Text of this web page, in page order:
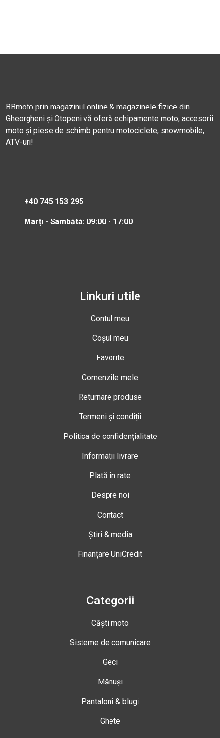
BBmoto prin magazinul online & magazinele fizice din
Gheorgheni și Otopeni vă oferă echipamente moto, accesorii
moto și piese de schimb pentru motociclete, snowmobile,
ATV-uri!
+40 745 153 295
Marți - Sâmbătă: 09:00 - 17:00
Linkuri utile
Contul meu
Coșul meu
Favorite
Comenzile mele
Returnare produse
Termeni și condiții
Politica de confidențialitate
Informații livrare
Plată în rate
Despre noi
Contact
Știri & media
Finanțare UniCredit
Categorii
Căști moto
Sisteme de comunicare
Geci
Mănuși
Pantaloni & blugi
Ghete